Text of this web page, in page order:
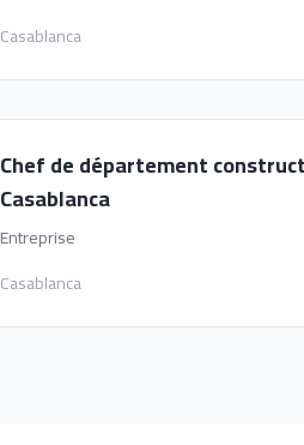
Casablanca
Chef de département
Casablanca
Entreprise
Casablanca